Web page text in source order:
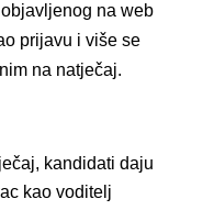
na web
prijavu i više se
na natječaj.
kandidati daju
kao voditelj